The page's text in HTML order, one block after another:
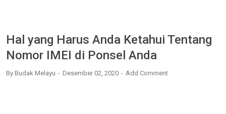
Hal yang Harus Anda Ketahui Tentang
Nomor IMEI di Ponsel Anda
By Budak Melayu Desember 02, 2020 Add Comment